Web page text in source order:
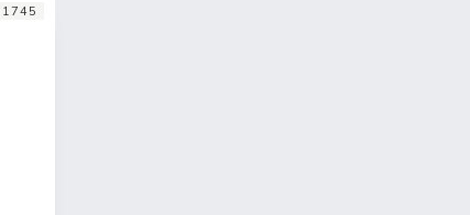
1745